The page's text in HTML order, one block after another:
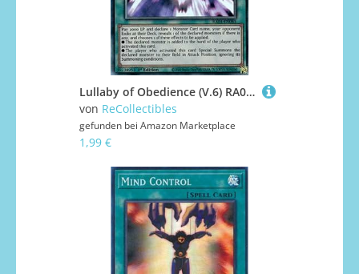
Lullaby of Obedience (V.6) RA04-EN085 Collectors Rare Englisch Near Mint 1. Auflage - Quarter Century Stampede - mit ReCollectibles-Versandschutz - für Yu-Gi-Oh!
von ReCollectibles
gefunden bei Amazon Marketplace
1,99 €